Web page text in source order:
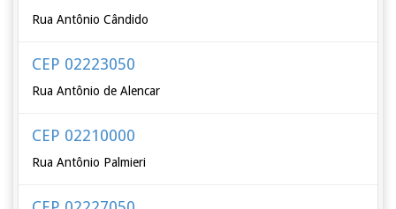
Rua Antônio Cândido
CEP 02223050
Rua Antônio de Alencar
CEP 02210000
Rua Antônio Palmieri